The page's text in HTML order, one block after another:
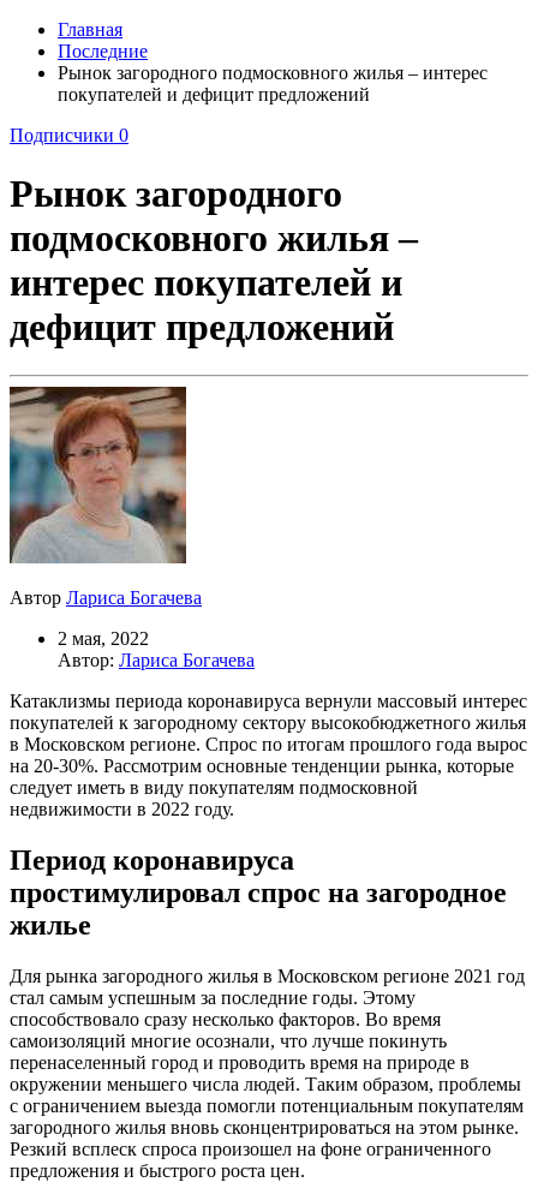
Главная
Последние
Рынок загородного подмосковного жилья – интерес
покупателей и дефицит предложений
Подписчики 0
Рынок загородного
подмосковного жилья –
интерес покупателей и
дефицит предложений
Автор Лариса Богачева
2 мая, 2022
Автор: Лариса Богачева
Катаклизмы периода коронавируса вернули массовый интерес
покупателей к загородному сектору высокобюджетного жилья
в Московском регионе. Спрос по итогам прошлого года вырос
на 20-30%. Рассмотрим основные тенденции рынка, которые
следует иметь в виду покупателям подмосковной
недвижимости в 2022 году.
Период коронавируса
простимулировал спрос на загородное
жилье
Для рынка загородного жилья в Московском регионе 2021 год
стал самым успешным за последние годы. Этому
способствовало сразу несколько факторов. Во время
самоизоляций многие осознали, что лучше покинуть
перенаселенный город и проводить время на природе в
окружении меньшего числа людей. Таким образом, проблемы
с ограничением выезда помогли потенциальным покупателям
загородного жилья вновь сконцентрироваться на этом рынке.
Резкий всплеск спроса произошел на фоне ограниченного
предложения и быстрого роста цен.